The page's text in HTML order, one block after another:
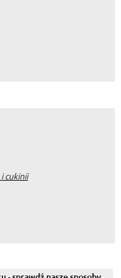
cukinii